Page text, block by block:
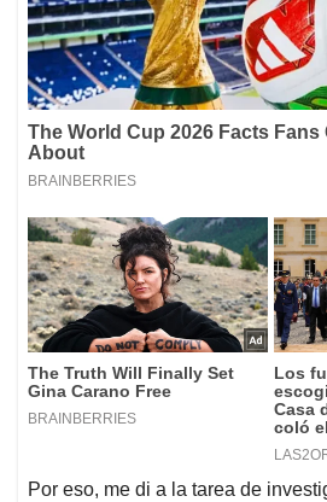
Por eso, me di a la tarea de